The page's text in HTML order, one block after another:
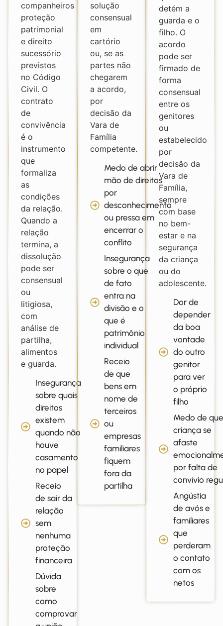
companheiros
proteção
patrimonial
e direito
sucessório
previstos
no Código
Civil. O
contrato
de
convivência
é o
instrumento
que
formaliza
as
condições
da relação.
Quando a
relação
termina, a
dissolução
pode ser
consensual
ou
litigiosa,
com
análise de
partilha,
alimentos
e guarda.
Insegurança
sobre quais
direitos
existem
quando não
houve
casamento
no papel
Receio
de sair da
relação
sem
nenhuma
proteção
financeira
Dúvida
sobre
como
comprovar
solução
consensual
em
cartório
ou, se as
partes não
chegarem
a acordo,
por
decisão da
Vara de
Família
competente.
Medo de abrir
mão de direitos
por
desconhecimento
ou pressa em
encerrar o
conflito
Insegurança
sobre o que
de fato
entra na
divisão e o
que é
patrimônio
individual
Receio
de que
bens em
nome de
terceiros
ou
empresas
familiares
fiquem
fora da
partilha
detém a
guarda e o
filho. O
acordo
pode ser
firmado de
forma
consensual
entre os
genitores
ou
estabelecido
por
decisão da
Vara de
Família,
sempre
com base
no bem-
estar e na
segurança
da criança
ou do
adolescente.
Dor de
depender
da boa
vontade
do outro
genitor
para ver
o próprio
filho
Medo de
criança se
afaste
por falta de
convívio
Angústia
de avós e
familiares
que
perderam
o contato
com os
netos